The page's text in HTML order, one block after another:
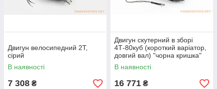
Двигун велосипедний 2Т,
сірий
В наявності
7 308 ₴
Двигун скутерний в зборі
4Т-80куб (короткий варіатор,
довгий вал) "чорна кришка"
В наявності
16 771 ₴